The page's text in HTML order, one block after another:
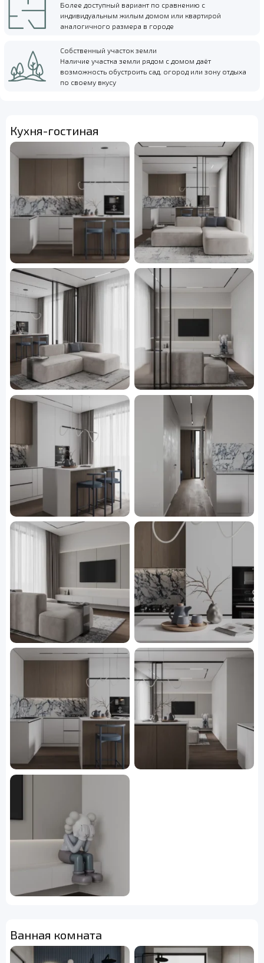
Более доступный вариант по сравнению с
индивидуальным жилым домом или квартирой
аналогичного размера в городе
Собственный участок земли
Наличие участка земли рядом с домом даёт
возможность обустроить сад, огород или зону отдыха
по своему вкусу
Кухня-гостиная
Ванная комната